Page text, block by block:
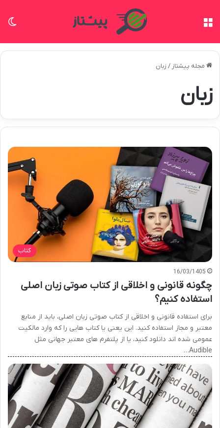
مجله پیشتاز / زبان
زبان
کتاب
16/03/1405
چگونه قانونی و اخلاقی از کتاب صوتی زبان اصلی
استفاده کنیم؟
برای استفاده قانونی و اخلاقی از کتاب صوتی زبان اصلی، باید از منابع
معتبر و مجاز استفاده کنید. این یعنی یا کتاب هایی را که وارد مالکیت
عمومی شده اند دانلود کنید، یا از پلتفرم های معتبر جهانی مثل
Audible…